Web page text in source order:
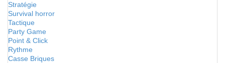
Stratégie
Survival horror
Tactique
Party Game
Point & Click
Rythme
Casse Briques